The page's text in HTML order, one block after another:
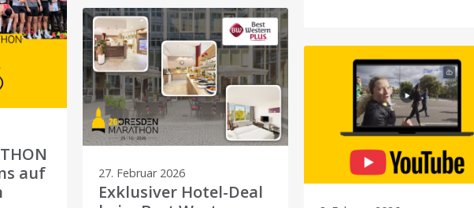
auf
27. Februar 2026
Exklusiver Hotel-Deal